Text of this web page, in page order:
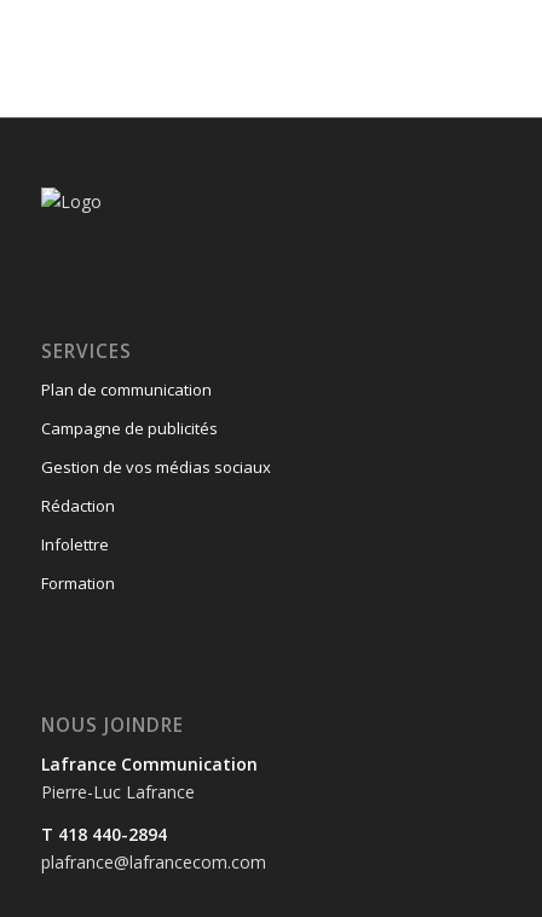
SERVICES
Plan de communication
Campagne de publicités
Gestion de vos médias sociaux
Rédaction
Infolettre
Formation
NOUS JOINDRE
Lafrance Communication
Pierre-Luc Lafrance
T 418 440-2894
plafrance@lafrancecom.com